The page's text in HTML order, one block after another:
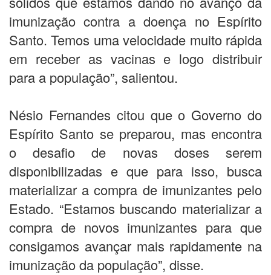
imunização contra a doença no Espírito
Santo. Temos uma velocidade muito rápida
em receber as vacinas e logo distribuir
para a população”, salientou.
Nésio Fernandes citou que o Governo do
Espírito Santo se preparou, mas encontra
o desafio de novas doses serem
disponibilizadas e que para isso, busca
materializar a compra de imunizantes pelo
Estado. “Estamos buscando materializar a
compra de novos imunizantes para que
consigamos avançar mais rapidamente na
imunização da população”, disse.